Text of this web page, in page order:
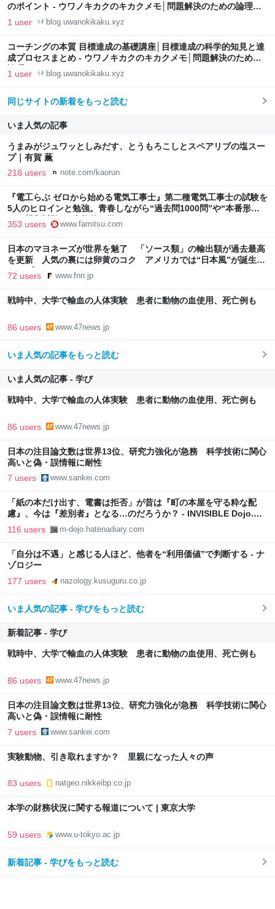
のポイント - ウワノキカクのキカクメモ│問題解決のための論理・
ロジカルシンキング
1 user blog.uwanokikaku.xyz
コーチングの本質 目標達成の基礎講座│目標達成の科学的知見と達
成プロセスまとめ - ウワノキカクのキカクメモ│問題解決のための
論理・ロジカルシンキング
1 user blog.uwanokikaku.xyz
同じサイトの新着をもっと読む
いま人気の記事
うまみがジュワッとしみだす、とうもろこしとスペアリブの塩スー
プ｜有賀 薫
218 users note.com/kaorun
『電工らぶ ゼロから始める電気工事士』第二種電気工事士の試験を
5人のヒロインと勉強。青春しながら“過去問1000問”や“本番形式
CBT模擬試験”で本格的に学べるノベルゲーム | ゲーム・エンタメ
最新情報のファミ通.com
353 users www.famitsu.com
日本のマヨネーズが世界を魅了 「ソース類」の輸出額が過去最高
を更新 人気の裏には卵黄のコク アメリカでは“日本風”が誕生｜
FNNプライムオンライン
72 users www.fnn.jp
戦時中、大学で輸血の人体実験 患者に動物の血使用、死亡例も
86 users www.47news.jp
いま人気の記事をもっと読む
いま人気の記事 - 学び
戦時中、大学で輸血の人体実験 患者に動物の血使用、死亡例も
86 users www.47news.jp
日本の注目論文数は世界13位、研究力強化が急務 科学技術に関心
高いと偽・誤情報に耐性
7 users www.sankei.com
「紙の本だけ出す、電書は拒否」が昔は『町の本屋を守る粋な配
慮』、今は『差別者』となる…のだろうか？ - INVISIBLE Dojo.
ーQUIET & COLORFUL PLACE-
116 users m-dojo.hatenadiary.com
「自分は不遇」と感じる人ほど、他者を“利用価値”で判断する - ナ
ゾロジー
177 users nazology.kusuguru.co.jp
いま人気の記事 - 学びをもっと読む
新着記事 - 学び
戦時中、大学で輸血の人体実験 患者に動物の血使用、死亡例も
86 users www.47news.jp
日本の注目論文数は世界13位、研究力強化が急務 科学技術に関心
高いと偽・誤情報に耐性
7 users www.sankei.com
実験動物、引き取れますか？ 里親になった人々の声
83 users natgeo.nikkeibp.co.jp
本学の財務状況に関する報道について | 東京大学
59 users www.u-tokyo.ac.jp
新着記事 - 学びをもっと読む